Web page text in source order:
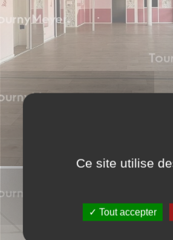
Ce site utilise
Tout accepter